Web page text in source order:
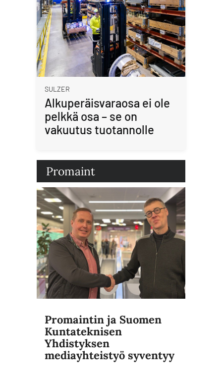
SULZER
Alkuperäisvaraosa ei ole
pelkkä osa – se on
vakuutus tuotannolle
Promaint
Promaintin ja Suomen
Kuntateknisen
Yhdistyksen
mediayhteistyö syventyy